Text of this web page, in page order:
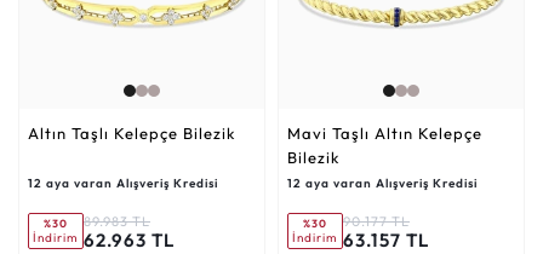
Altın Taşlı Kelepçe Bilezik
12 aya varan Alışveriş Kredisi
%30
İndirim
89.983 TL
62.963 TL
Mavi Taşlı Altın Kelepçe
Bilezik
12 aya varan Alışveriş Kredisi
%30
İndirim
90.177 TL
63.157 TL